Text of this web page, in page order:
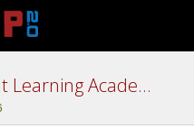
Monte Vista Independent Learning Academy